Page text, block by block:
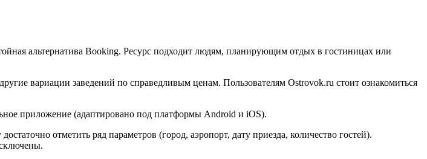
альтернатива Booking. Ресурс подходит людям, планирующим отдых в гостиницах или
вариации заведений по справедливым ценам. Пользователям Ostrovok.ru стоит ознакомиться
приложение (адаптировано под платформы Android и iOS).
отметить ряд параметров (город, аэропорт, дату приезда, количество гостей).